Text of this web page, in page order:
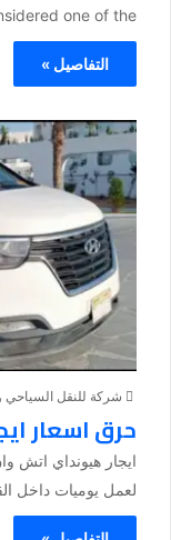
one of the...
التفاصيل »
شركة للنقل السياحي
حرق اسعار
لعمل يوميات داخل